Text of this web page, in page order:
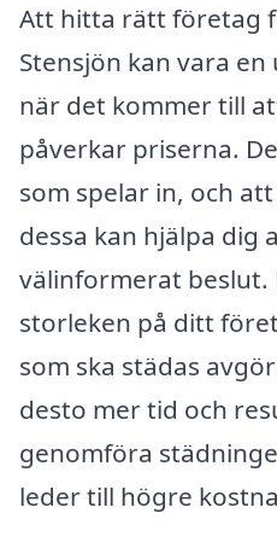
Att hitta rätt företag
Stensjön kan vara
när det kommer till
påverkar priserna.
som spelar in, och
dessa kan hjälpa dig
välinformerat beslut.
storleken på ditt
som ska städas
desto mer tid och
genomföra
leder till högre